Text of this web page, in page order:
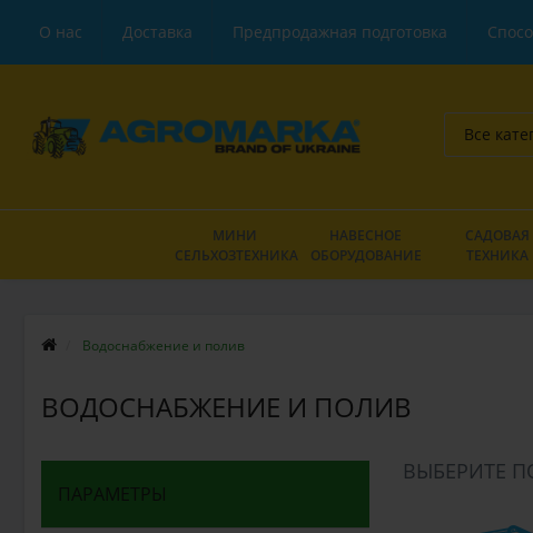
О нас Доставка Предпродажная подготовка
Все
МИНИ
СЕЛЬХОЗТЕХНИКА
НАВЕСНОЕ
ОБОРУДОВАНИЕ
САДОВАЯ
ТЕХНИКА
Водоснабжение и полив
ВОДОСНАБЖЕНИЕ И ПОЛИВ
ПАРАМЕТРЫ
ВЫБЕРИТЕ